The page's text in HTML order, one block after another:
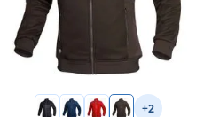
+2